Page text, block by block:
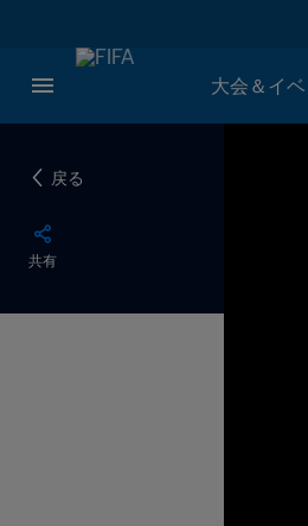
大会＆イベ
戻る
共有